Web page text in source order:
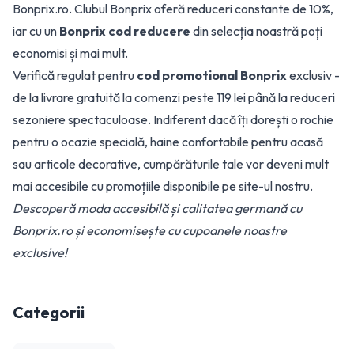
Bonprix.ro. Clubul Bonprix oferă reduceri constante de 10%,
iar cu un Bonprix cod reducere din selecția noastră poți
economisi și mai mult.
Verifică regulat pentru cod promotional Bonprixexclusiv -
de la livrare gratuită la comenzi peste 119 lei până la reduceri
sezoniere spectaculoase. Indiferent dacă îți dorești o rochie
pentru o ocazie specială, haine confortabile pentru acasă
sau articole decorative, cumpărăturile tale vor deveni mult
mai accesibile cu promoțiile disponibile pe site-ul nostru.
Descoperă moda accesibilă și calitatea germană cu
Bonprix.ro și economisește cu cupoanele noastre
exclusive!
Categorii